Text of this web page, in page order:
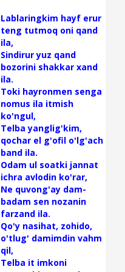
Lablaringkim hayf erur
teng tutmoq oni qand
ila,
Sindirur yuz qand
bozorini shakkar xand
ila.
Toki hayronmen senga
nomus ila itmish
ko'ngul,
Telba yanglig'kim,
qochar el g'ofil o'lg'ach
band ila.
Odam ul soatki jannat
ichra avlodin ko'rar,
Ne quvong'ay dam-
badam sen nozanin
farzand ila.
Qo'y nasihat, zohido,
o'tlug' damimdin vahm
qil,
Telba it imkoni